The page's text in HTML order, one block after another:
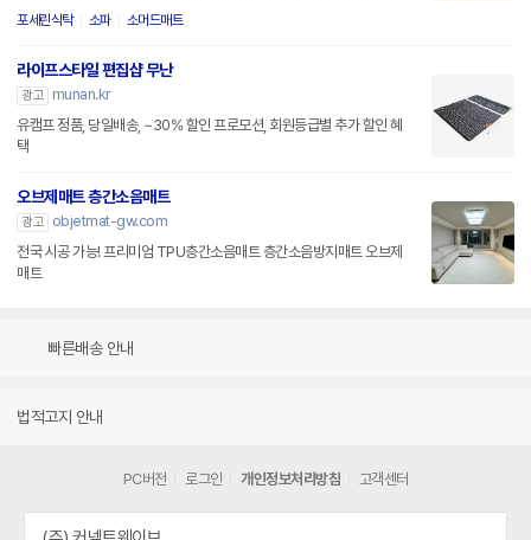
포세린식탁 소파 소머드매트
라이프스타일 편집샵 무난
광고
munan.kr
유캠프 정품, 당일배송, ~30% 할인 프로모션, 회원등급별 추가 할인 혜
택
오브제매트 층간소음매트
광고
objetmat-gw.com
전국 시공 가능! 프리미엄 TPU층간소음매트 층간소음방지매트 오브제
매트
빠른배송 안내
법적고지 안내
PC버전 로그인 개인정보처리방침 고객센터